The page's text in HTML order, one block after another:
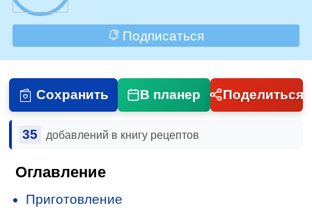
Подписаться
Сохранить В планер Поделиться
35 добавлений в книгу рецептов
Оглавление
Приготовление